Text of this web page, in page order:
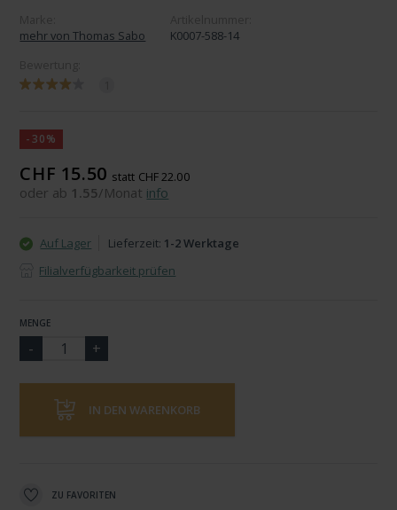
mehr von Thomas Sabo
K0007-588-14
-30%
CHF 15.50 statt CHF 22.00
oder ab 1.55/Monat info
Auf Lager Lieferzeit: 1-2 Werktage
Filialverfügbarkeit prüfen
MENGE
IN DEN WARENKORB
ZU FAVORITEN